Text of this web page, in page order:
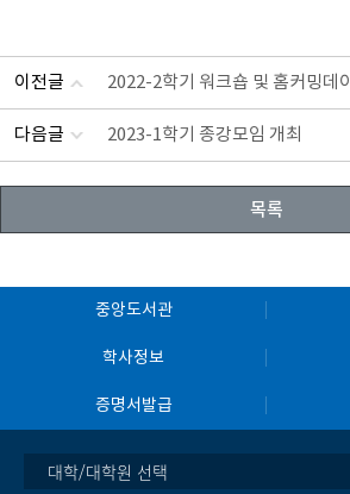
이전글 2022-2학기 워크숍 및 홈커밍데이
다음글 2023-1학기 종강모임 개최
목록
중앙도서관
학사정보
증명서발급
대학/대학원 선택